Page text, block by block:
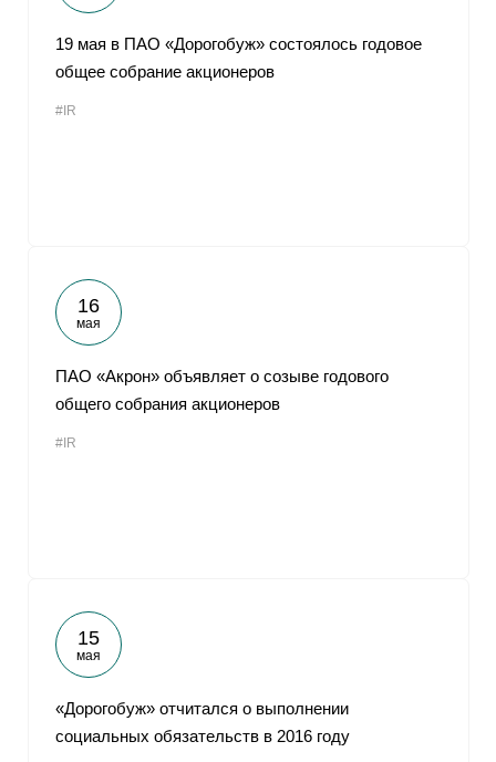
19 мая в ПАО «Дорогобуж» состоялось годовое
общее собрание акционеров
#IR
16
мая
ПАО «Акрон» объявляет о созыве годового
общего собрания акционеров
#IR
15
мая
«Дорогобуж» отчитался о выполнении
социальных обязательств в 2016 году